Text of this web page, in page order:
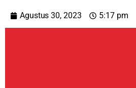
Agustus 30, 2023 5:17 pm